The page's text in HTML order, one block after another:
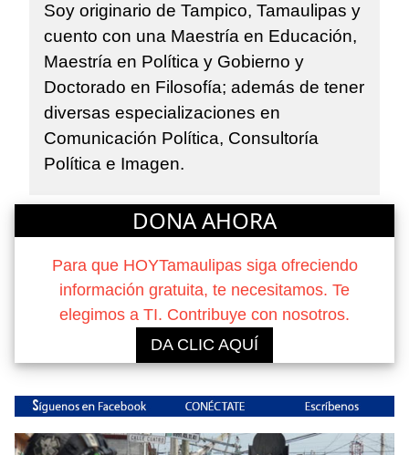
Soy originario de Tampico, Tamaulipas y
cuento con una Maestría en Educación,
Maestría en Política y Gobierno y
Doctorado en Filosofía; además de tener
diversas especializaciones en
Comunicación Política, Consultoría
Política e Imagen.
DONA AHORA
Para que HOYTamaulipas siga ofreciendo
información gratuita, te necesitamos. Te
elegimos a TI. Contribuye con nosotros.
DA CLIC AQUÍ